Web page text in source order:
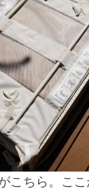
こちら。こ